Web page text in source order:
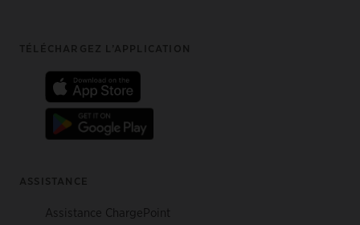
Footer
TÉLÉCHARGEZ L’APPLICATION
ASSISTANCE
Assistance ChargePoint